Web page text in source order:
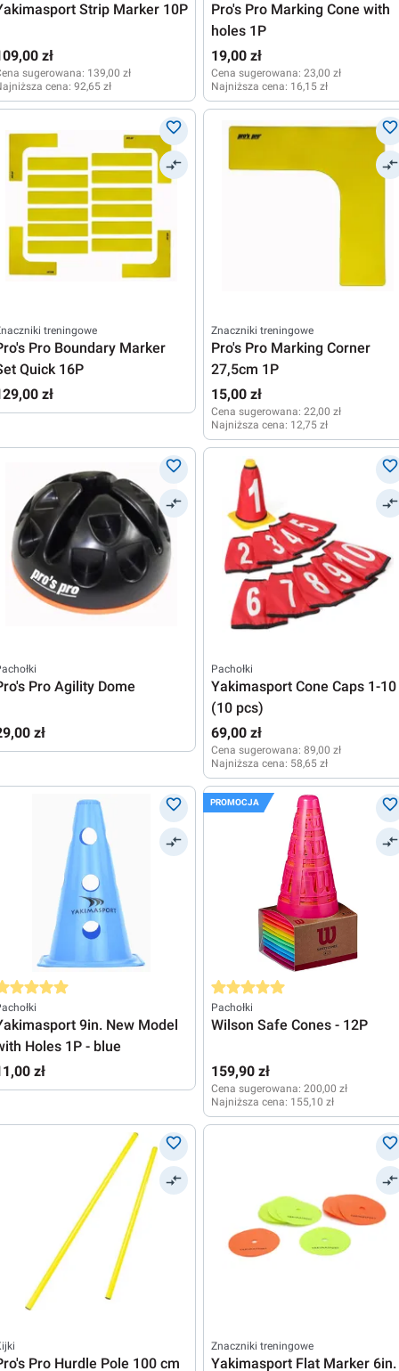
Strip Marker 10P
zł
sugerowana: 139,00 zł
cena: 92,65 zł
Pro's Pro Marking Cone with
holes 1P
19,00 zł
Cena sugerowana: 23,00 zł
Najniższa cena: 16,15 zł
treningowe
Pro Boundary Marker
Quick 16P
zł
Znaczniki treningowe
Pro's Pro Marking Corner
27,5cm 1P
15,00 zł
Cena sugerowana: 22,00 zł
Najniższa cena: 12,75 zł
Pro Agility Dome
zł
Pachołki
Yakimasport Cone Caps 1-10
(10 pcs)
69,00 zł
Cena sugerowana: 89,00 zł
Najniższa cena: 58,65 zł
ocena 5 z 5 gwiazdek
9in. New Model
Holes 1P - blue
zł
PROMOCJA
Średnia ocena 5 z 5 gwiazdek
Pachołki
Wilson Safe Cones - 12P
159,90 zł
Cena sugerowana: 200,00 zł
Najniższa cena: 155,10 zł
Pro Hurdle Pole 100 cm
Znaczniki treningowe
Yakimasport Flat Marker 6in.